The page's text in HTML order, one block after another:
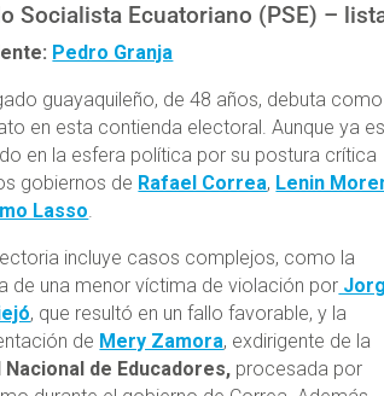
Socialista Ecuatoriano (PSE) –
Pedro Granja
guayaquileño, de 48 años, debuta como
en esta contienda electoral. Aunque ya es
en la esfera política por su postura crítica
gobiernos de Rafael Correa, Lenin
Lasso.
incluye casos complejos, como la
de una menor víctima de violación por
, que resultó en un fallo favorable, y la
de Mery Zamora, exdirigente de la
Nacional de Educadores, procesada por